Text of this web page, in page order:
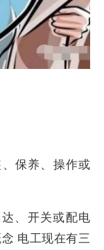
保养、操作或
、开关或配电
电工现在有三